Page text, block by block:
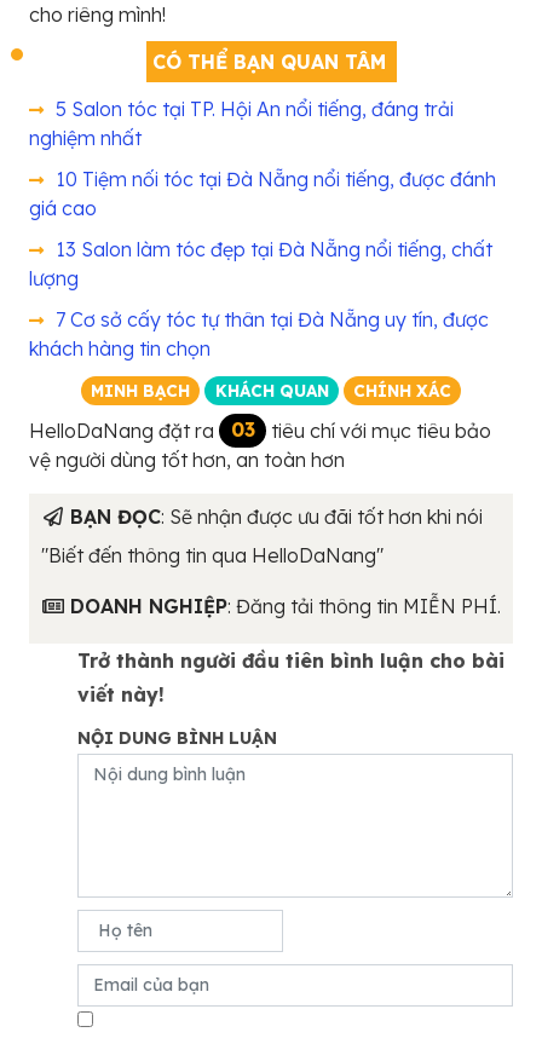
cho riêng mình!
CÓ THỂ BẠN QUAN TÂM
5 Salon tóc tại TP. Hội An nổi tiếng, đáng trải
nghiệm nhất
10 Tiệm nối tóc tại Đà Nẵng nổi tiếng, được đánh
giá cao
13 Salon làm tóc đẹp tại Đà Nẵng nổi tiếng, chất
lượng
7 Cơ sở cấy tóc tự thân tại Đà Nẵng uy tín, được
khách hàng tin chọn
MINH BẠCH KHÁCH QUAN CHÍNH XÁC
HelloDaNang đặt ra 03
tiêu chí với mục tiêu bảo
vệ người dùng tốt hơn, an toàn hơn
BẠN ĐỌC: Sẽ nhận được ưu đãi tốt hơn khi nói
"Biết đến thông tin qua HelloDaNang"
DOANH NGHIỆP: Đăng tải thông tin MIỄN PHÍ.
Trở thành người đầu tiên bình luận cho bài
viết này!
NỘI DUNG BÌNH LUẬN